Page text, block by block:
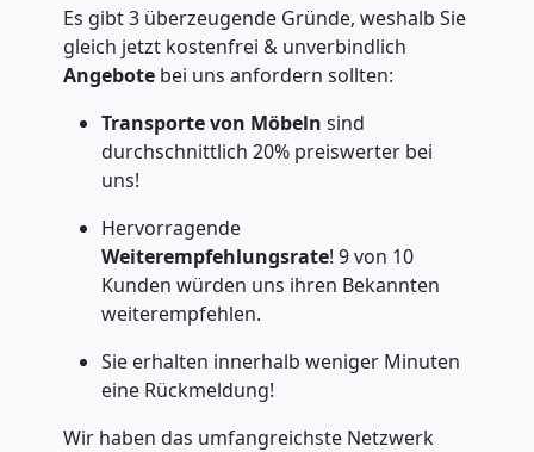
Es gibt 3 überzeugende Gründe, weshalb Sie
gleich jetzt kostenfrei & unverbindlich
Angebotebei uns anfordern sollten:
Transporte von Möbeln sind
durchschnittlich 20% preiswerter bei
uns!
Hervorragende
Weiterempfehlungsrate! 9 von 10
Kunden würden uns ihren Bekannten
weiterempfehlen.
Sie erhalten innerhalb weniger Minuten
eine Rückmeldung!
Wir haben das umfangreichste Netzwerk